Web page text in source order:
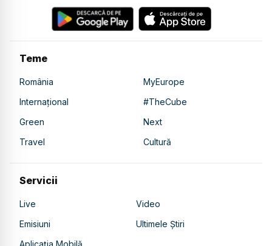
Teme
România
MyEurope
Internațional
#TheCube
Green
Next
Travel
Cultură
Servicii
Live
Video
Emisiuni
Ultimele Știri